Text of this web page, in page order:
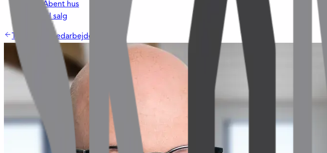
Åbent hus
Til salg
Tilbage til Medarbejdere